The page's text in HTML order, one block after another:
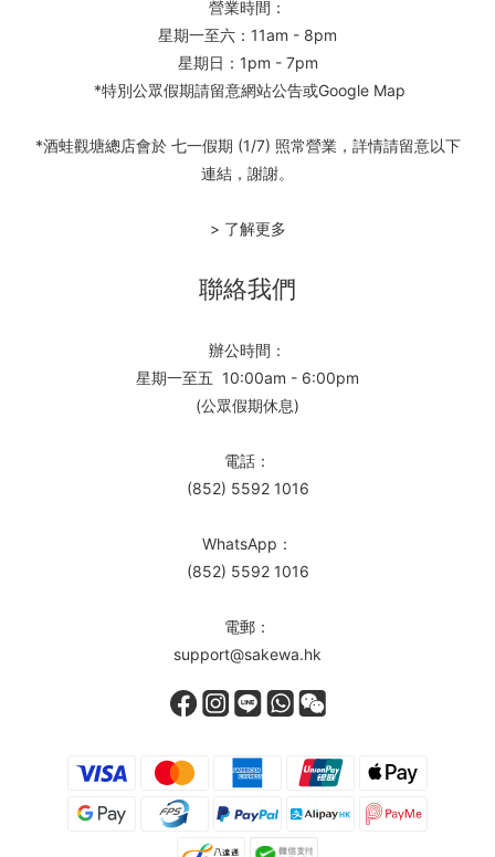
營業時間：
星期一至六：11am - 8pm
星期日：1pm - 7pm
*特別公眾假期請留意網站公告或Google Map
*酒蛙觀塘總店會於 七一假期 (1/7) 照常營業，詳情請留意以下
連結，謝謝。
> 了解更多
聯絡我們
辦公時間：
星期一至五 10:00am - 6:00pm
(公眾假期休息)
電話：
(852) 5592 1016
WhatsApp：
(852) 5592 1016
電郵：
support@sakewa.hk